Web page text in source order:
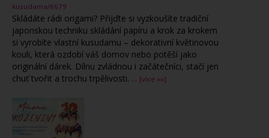
kusudama/6679
Skládáte rádi origami? Přijďte si vyzkoušíte tradiční
japonskou techniku skládání papíru a krok za krokem
si vyrobíte vlastní kusudamu – dekorativní květinovou
kouli, která ozdobí váš domov nebo potěší jako
originální dárek. Dílnu zvládnou i začátečníci, stačí jen
chuť tvořit a trochu trpělivosti. ... [více »»]